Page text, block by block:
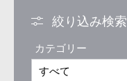
絞り込み検索
カテゴリー